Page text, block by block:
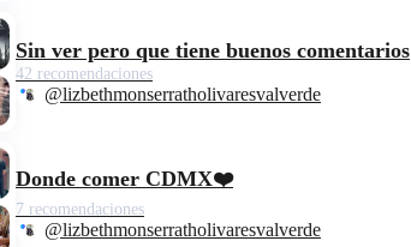
Sin ver pero que tiene buenos comentarios
42 recomendaciones
@lizbethmonserratholivaresvalverde
Donde comer CDMX❤️
7 recomendaciones
@lizbethmonserratholivaresvalverde